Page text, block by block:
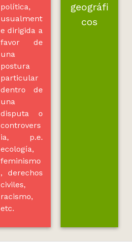
política,
usualment
e dirigida a
favor de
una
postura
particular
dentro de
una
disputa o
controvers
ia, p.e.
ecología,
feminismo
, derechos
civiles,
racismo,
etc.
geográfi
cos